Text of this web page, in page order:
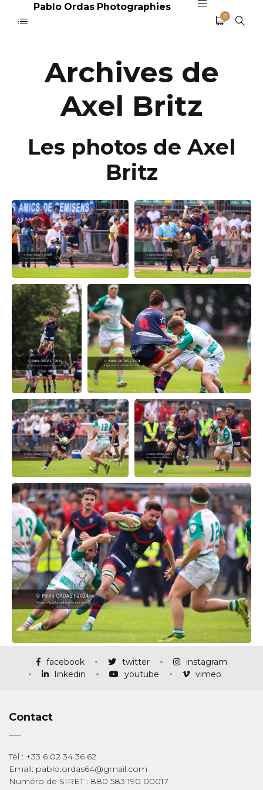
Pablo Ordas Photographies
0
Archives de
Axel Britz
Les photos de Axel
Britz
facebook twitter
instagram
linkedin
youtube vimeo
Contact
Tél : +33 6 02 34 36 62
Email: pablo.ordas64@gmail.com
Numéro de SIRET : 880 583 190 00017